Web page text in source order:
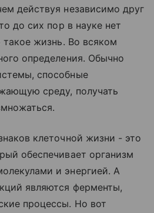
действуя независимо друг
до сих пор в науке нет
такое жизнь. Во всяком
определения. Обычно
способные
среду, получать
клеточной жизни - это
обеспечивает организм
и энергией. А
являются ферменты,
процессы. Но вот